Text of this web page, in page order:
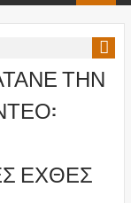
ΤΗΝ
ΕΧΘΕΣ